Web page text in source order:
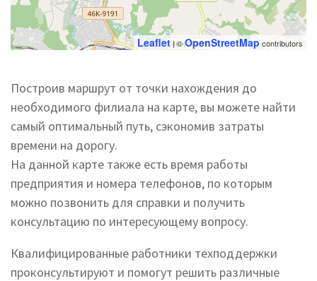
Leaflet| ©OpenStreetMap contributors
Построив маршрут от точки нахождения до
необходимого филиала на карте, вы можете найти
самый оптимальный путь, сэкономив затраты
времени на дорогу.
На данной карте также есть время работы
предприятия и номера телефонов, по которым
можно позвонить для справки и получить
консультацию по интересующему вопросу.
Квалифицированные работники техподдержки
проконсультируют и помогут решить различные